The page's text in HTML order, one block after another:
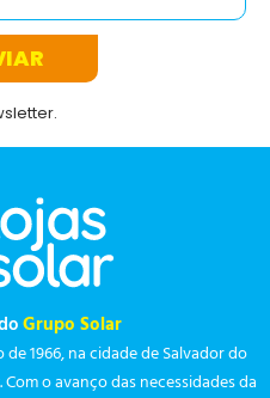
Grupo Solar
1966, na cidade de Salvador do
o avanço das necessidades da